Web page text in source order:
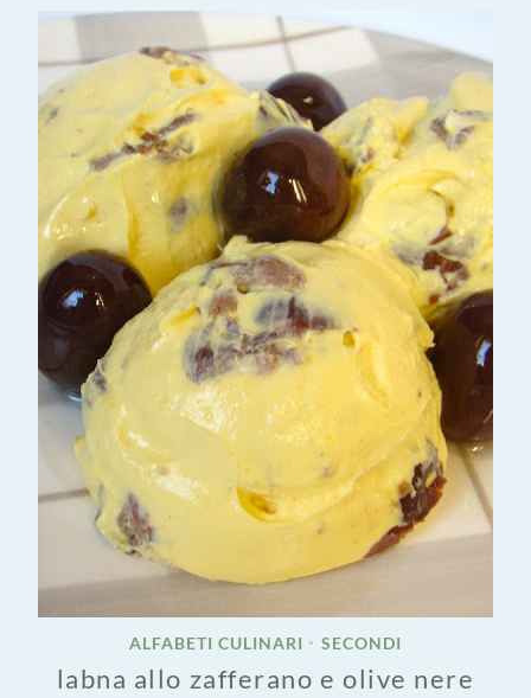
ALFABETI CULINARI • SECONDI
labna allo zafferano e olive nere